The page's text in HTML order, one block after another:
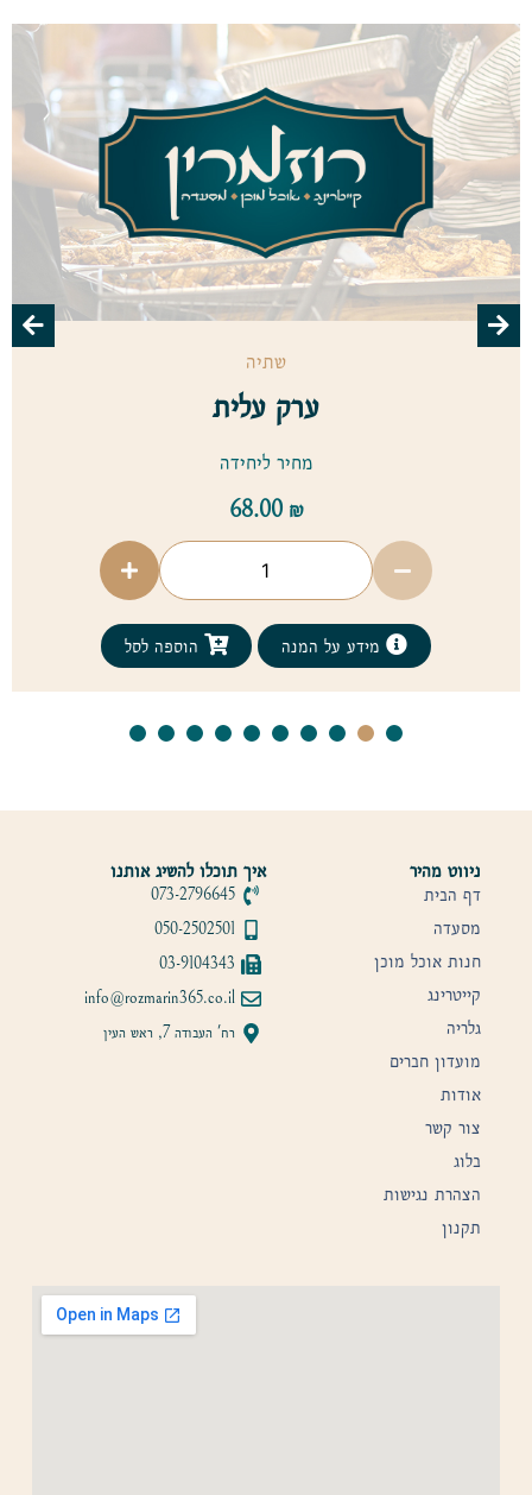
שתיה
ערק עלית
מחיר ליחידה
68.00 ₪
מידע על המנה הוספה לסל
ניווט מהיר
דף הבית
מסעדה
חנות אוכל מוכן
קייטרינג
גלריה
מועדון חברים
אודות
צור קשר
בלוג
הצהרת נגישות
תקנון
איך תוכלו להשיג אותנו
073-2796645
050-2502501
03-9104343
info@rozmarin365.co.il
רח' העבודה 7, ראש העין